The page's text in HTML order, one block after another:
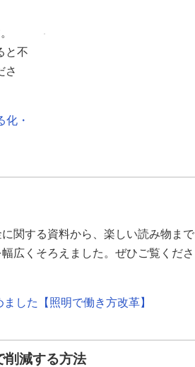
と不
さ
化・
関する資料から、楽しい読み物まで
広くそろえました。ぜひご覧くださ
した【照明で働き方改革】
削減する方法